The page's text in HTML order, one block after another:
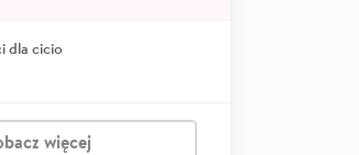
dla cicio
więcej